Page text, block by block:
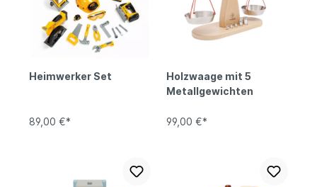
Heimwerker Set
89,00 €*
Holzwaage mit 5
Metallgewichten
99,00 €*